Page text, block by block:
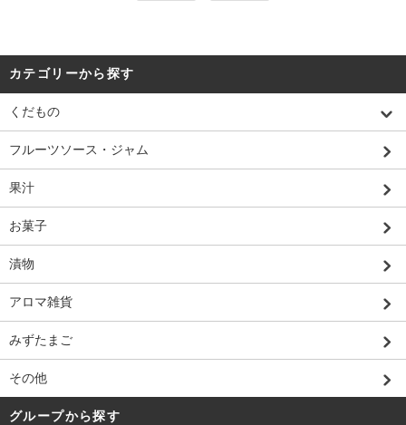
カテゴリーから探す
くだもの
フルーツソース・ジャム
果汁
お菓子
漬物
アロマ雑貨
みずたまご
その他
グループから探す